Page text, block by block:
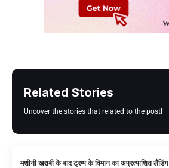
Related Stories
Uncover the stories that related to the post!
मशीनी खराबी के बाद ट्रम्प के विमान का अप्रत्याशित लैंडिंग